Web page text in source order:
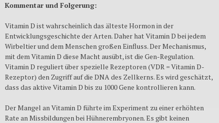
Kommentar und Folgerung:
Vitamin D ist wahrscheinlich das älteste Hormon in der
Entwicklungsgeschichte der Arten. Daher hat Vitamin D bei jedem
Wirbeltier und dem Menschen großen Einfluss. Der Mechanismus,
mit dem Vitamin D diese Macht ausübt, ist die Gen-Regulation.
Vitamin D reguliert über spezielle Rezeptoren (VDR = Vitamin D-
Rezeptor) den Zugriff auf die DNA des Zellkerns. Es wird geschätzt,
dass das aktive Vitamin D bis zu 1000 Gene kontrollieren kann.
Der Mangel an Vitamin D führte im Experiment zu einer erhöhten
Rate an Missbildungen bei Hühnerembryonen. Es gibt keinen